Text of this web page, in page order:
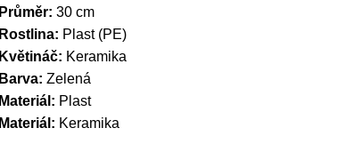
Průměr: 30 cm
Rostlina: Plast (PE)
Květináč: Keramika
Barva: Zelená
Materiál: Plast
Materiál: Keramika